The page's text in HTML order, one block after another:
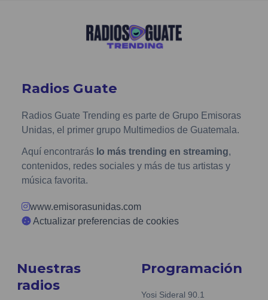
Radios Guate
Radios Guate Trending es parte de Grupo Emisoras
Unidas, el primer grupo Multimedios de Guatemala.
Aquí encontrarás lo más trending en streaming,
contenidos, redes sociales y más de tus artistas y
música favorita.
www.emisorasunidas.com
Actualizar preferencias de cookies
Nuestras
radios
Programación
Yosi Sideral 90.1